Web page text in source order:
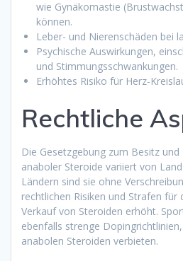
wie Gynäkomastie
können.
Leber- und Nierenschäden bei
Psychische Auswirkungen,
und Stimmungsschwankungen.
Erhöhtes Risiko für Herz-
Rechtliche
Die Gesetzgebung zum Besitz
anaboler Steroide variiert von
Ländern sind sie ohne
rechtlichen Risiken und Strafen für
Verkauf von Steroiden erhöht.
ebenfalls strenge
anabolen Steroiden verbieten.